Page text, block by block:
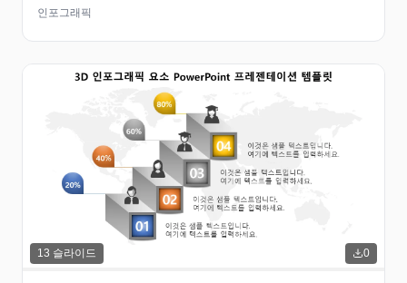
인포그래픽
13 슬라이드 0